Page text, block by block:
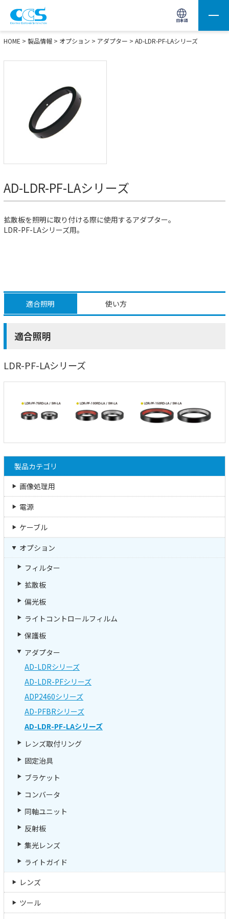
日本語
画像処理用の製品検索 サイト内検索(Enterで実行)
HOME > 製品情報 > オプション > アダプター > AD-LDR-PF-LAシリーズ
AD-LDR-PF-LAシリーズ
拡散板を照明に取り付ける際に使用するアダプター。
LDR-PF-LAシリーズ用。
適合照明 使い方
適合照明
LDR-PF-LAシリーズ
製品カテゴリ
画像処理用
電源
ケーブル
オプション
フィルター
拡散板
偏光板
ライトコントロールフィルム
保護板
アダプター
AD-LDRシリーズ
AD-LDR-PFシリーズ
ADP2460シリーズ
AD-PFBRシリーズ
AD-LDR-PF-LAシリーズ
レンズ取付リング
固定治具
ブラケット
コンバータ
同軸ユニット
反射板
集光レンズ
ライトガイド
レンズ
ツール